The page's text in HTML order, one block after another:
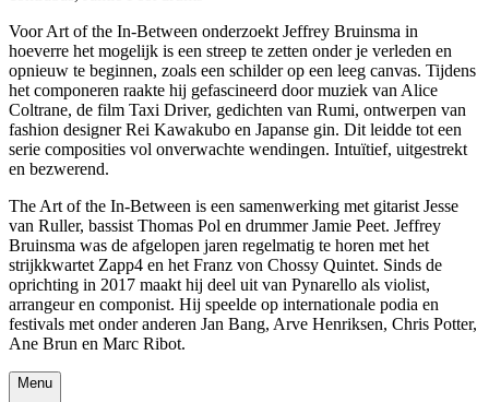
Voor Art of the In-Between onderzoekt Jeffrey Bruinsma in
hoeverre het mogelijk is een streep te zetten onder je verleden en
opnieuw te beginnen, zoals een schilder op een leeg canvas. Tijdens
het componeren raakte hij gefascineerd door muziek van Alice
Coltrane, de film Taxi Driver, gedichten van Rumi, ontwerpen van
fashion designer Rei Kawakubo en Japanse gin. Dit leidde tot een
serie composities vol onverwachte wendingen. Intuïtief, uitgestrekt
en bezwerend.
The Art of the In-Between is een samenwerking met gitarist Jesse
van Ruller, bassist Thomas Pol en drummer Jamie Peet. Jeffrey
Bruinsma was de afgelopen jaren regelmatig te horen met het
strijkkwartet Zapp4 en het Franz von Chossy Quintet. Sinds de
oprichting in 2017 maakt hij deel uit van Pynarello als violist,
arrangeur en componist. Hij speelde op internationale podia en
festivals met onder anderen Jan Bang, Arve Henriksen, Chris Potter,
Ane Brun en Marc Ribot.
Menu